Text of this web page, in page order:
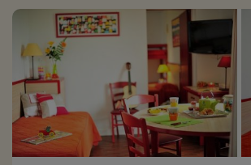
alle faciliteiten die je nodig hebt voor je vakantie:
uitgeruste kitchenette met servies en bestek,
babypakket indien nodig. Het stadscentrum en
slechts 800 meter van de residentie.
Gezinsactiviteiten ter plaatse
Klik hiervoor precieze informatie over de
(openingsdatum, leeftijd van de club, inhoud van